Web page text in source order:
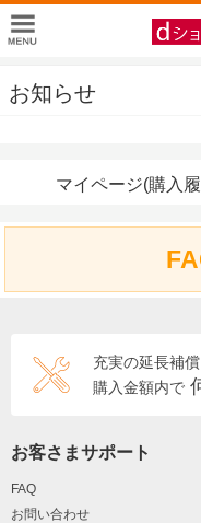
お知らせ
マイページ(購入
充実の延長補償
購入金額内で
お客さまサポート
FAQ
お問い合わせ